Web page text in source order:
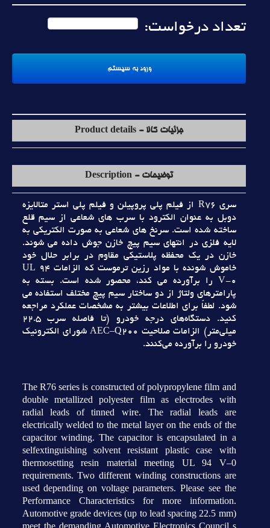
تعداد درخواست:
جزئیات کالا - Product details
توضیحات - Description
سري R76 از فيلم پلي پروپيلن و فيلم پلي استر متالايزه
دوبل به عنوان الکترود با سرب هاي شعاعي از سيم قلع
ساخته شده است. سرنخ هاي شعاعي به صورت الکتريکي به
لايه فلزي در انتهاي سيم پيچ خازن جوش داده مي شوند.
خازن در يک محفظه پلاستيکي مقاوم در برابر حلال خود
خاموش شونده با مواد رزين ترموست که الزامات UL 94
V-0 را برآورده مي کند، محصور شده است. بسته به
پارامترهاي ولتاژ از دو ساختار سيم پيچ مختلف استفاده مي
شود. لطفاً براي اطلاعات بيشتر به مشخصات عملکرد مراجعه
کنيد. دستگاه‌هاي درجه خودرو (تا فاصله سرب 22.5
ميلي‌متر) الزامات صلاحيت AEC–Q200 شوراي الکترونيک
خودرو را برآورده مي‌کنند.
The R76 series is constructed of polypropylene film and
double metallized polyester film as electrodes with
radial leads of tinned wire. The radial leads are
electrically welded to the metal layer on the ends of the
capacitor winding. The capacitor is encapsulated in a
selfextinguishing solvent resistant plastic case with
thermosetting resin material meeting UL 94 V–0
requirements. Two different winding constructions are
used depending on voltage parameters. Please see the
Performance Characteristics for more information.
Automotive grade devices (up to lead spacing 22.5 mm)
meet the demanding Automotive Electronics Council s